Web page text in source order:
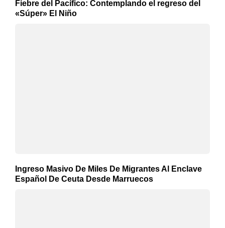
Fiebre del Pacífico: Contemplando el regreso del
«Súper» El Niño
Ingreso Masivo De Miles De Migrantes Al Enclave
Español De Ceuta Desde Marruecos